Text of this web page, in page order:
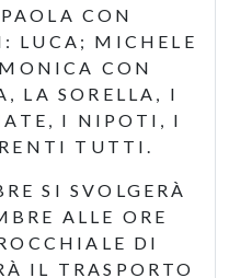
CON
LUCA; MICHELE
CON
LA SORELLA, I
I NIPOTI, I
TUTTI.
SI SVOLGERÀ
ALLE ORE
DI
IL TRASPORTO